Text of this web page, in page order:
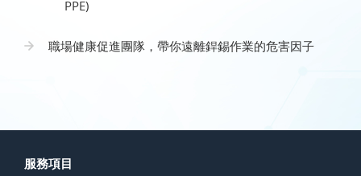
PPE)
職場健康促進團隊，帶你遠離銲錫作業的危害因子
服務項目